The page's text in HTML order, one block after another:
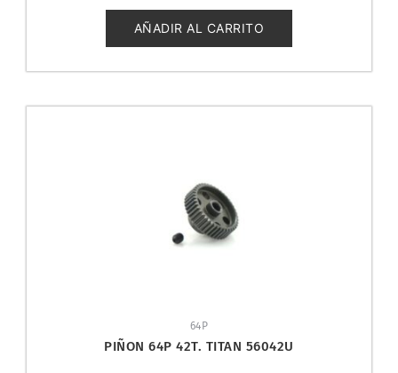
de
5
AÑADIR AL CARRITO
64P
PIÑON 64P 42T. TITAN 56042U